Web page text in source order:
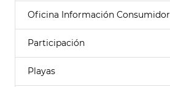
Oficina Información Consumidor
Participación
Playas